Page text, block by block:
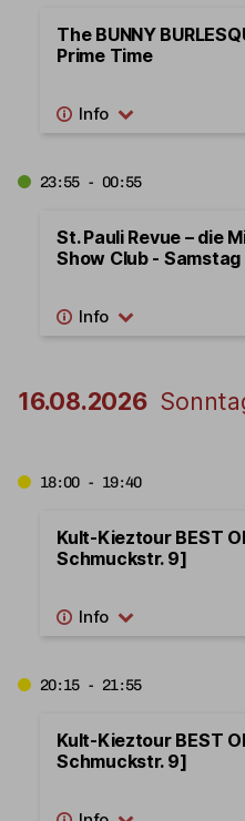
The BUNNY
Prime Time
23:55 - 00:55
St. Pauli Revue – die
Show Club -
16.08.2026
18:00 - 19:40
Kult-Kieztour BEST
Schmuckstr. 9]
20:15 - 21:55
Kult-Kieztour BEST
Schmuckstr. 9]